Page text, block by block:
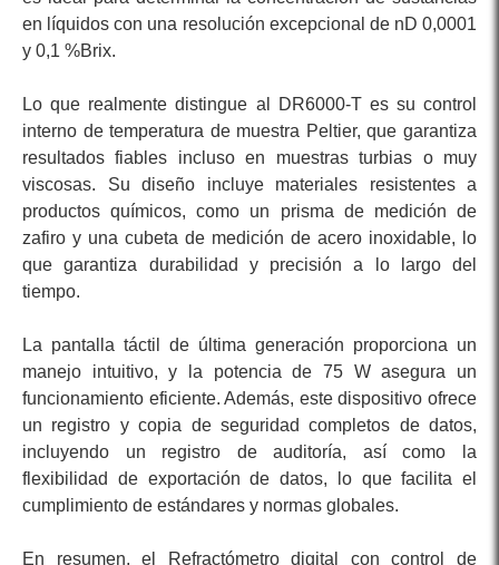
en líquidos con una resolución excepcional de nD 0,0001
y 0,1 %Brix.
Lo que realmente distingue al DR6000-T es su control
interno de temperatura de muestra Peltier, que garantiza
resultados fiables incluso en muestras turbias o muy
viscosas. Su diseño incluye materiales resistentes a
productos químicos, como un prisma de medición de
zafiro y una cubeta de medición de acero inoxidable, lo
que garantiza durabilidad y precisión a lo largo del
tiempo.
La pantalla táctil de última generación proporciona un
manejo intuitivo, y la potencia de 75 W asegura un
funcionamiento eficiente. Además, este dispositivo ofrece
un registro y copia de seguridad completos de datos,
incluyendo un registro de auditoría, así como la
flexibilidad de exportación de datos, lo que facilita el
cumplimiento de estándares y normas globales.
En resumen, el Refractómetro digital con control de